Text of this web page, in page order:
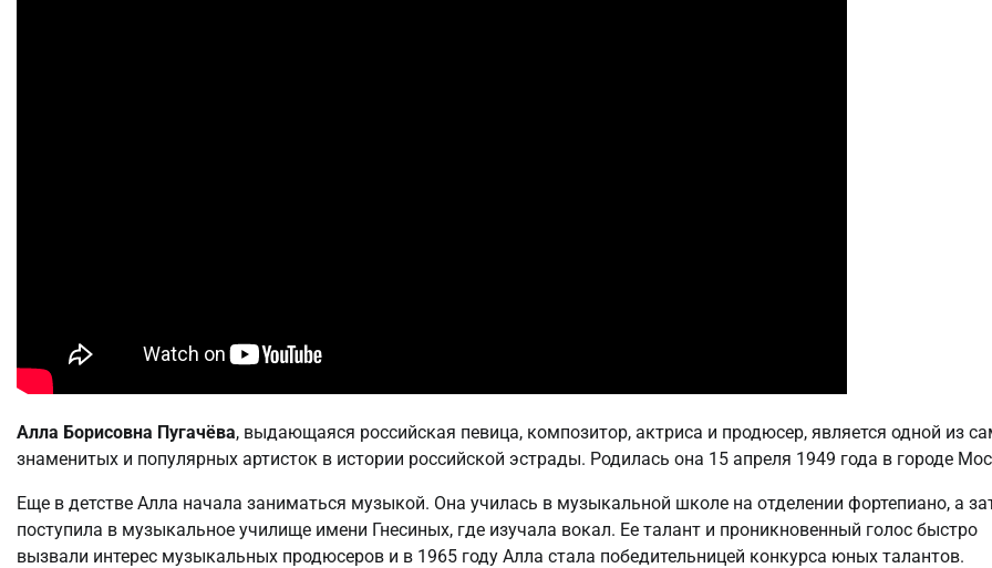
Алла Борисовна Пугачёва, выдающаяся российская певица, композитор, актриса и продюсер, является одной из
знаменитых и популярных артисток в истории российской эстрады. Родилась она 15 апреля 1949 года в городе
Еще в детстве Алла начала заниматься музыкой. Она училась в музыкальной школе на отделении фортепиано, а
поступила в музыкальное училище имени Гнесиных, где изучала вокал. Ее талант и проникновенный голос быстро
вызвали интерес музыкальных продюсеров и в 1965 году Алла стала победительницей конкурса юных талантов.